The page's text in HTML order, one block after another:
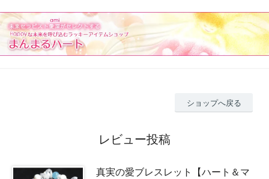
ショップへ戻る
レビュー投稿
真実の愛ブレスレット【ハート＆マ